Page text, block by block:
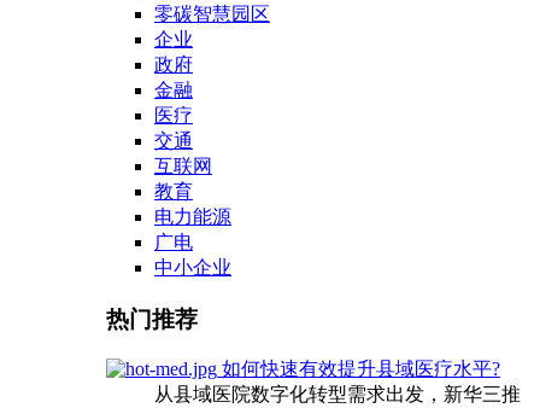
零碳智慧园区
企业
政府
金融
医疗
交通
互联网
教育
电力能源
广电
中小企业
热门推荐
如何快速有效提升县域医疗水平?
从县域医院数字化转型需求出发，新华三推